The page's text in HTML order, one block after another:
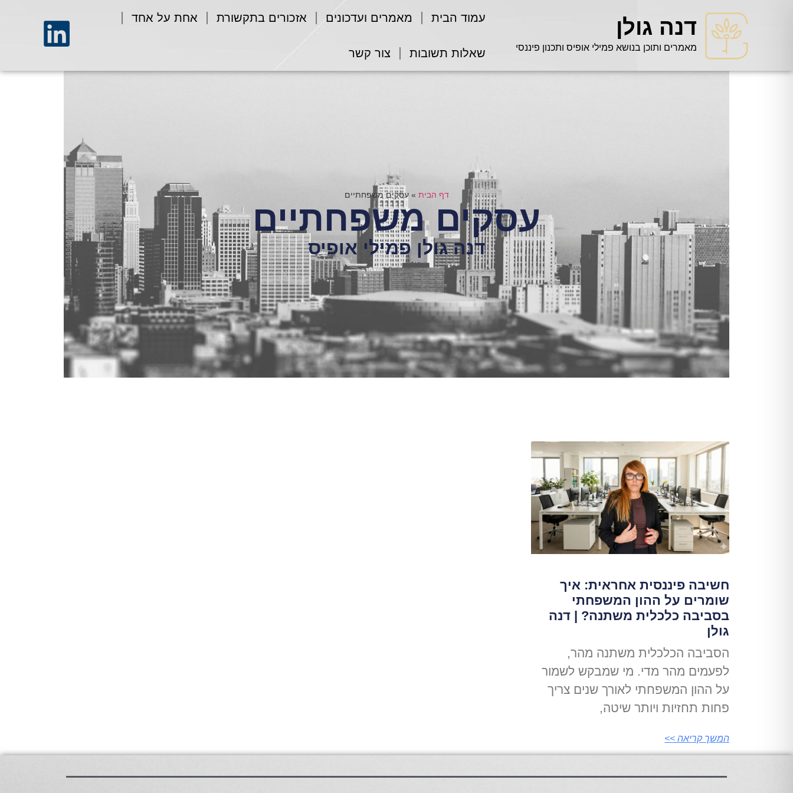
דנה גולן
מאמרים ותוכן בנושא פמילי אופיס ותכנון פיננסי
עמוד הבית מאמרים ועדכונים אזכורים בתקשורת אחת על אחד
שאלות תשובות צור קשר
דף הבית »עסקים משפחתיים
עסקים משפחתיים
דנה גולן פמילי אופיס
חשיבה פיננסית אחראית: איך
שומרים על ההון המשפחתי
בסביבה כלכלית משתנה? | דנה
גולן
הסביבה הכלכלית משתנה מהר,
לפעמים מהר מדי. מי שמבקש לשמור
על ההון המשפחתי לאורך שנים צריך
פחות תחזיות ויותר שיטה,
המשך קריאה >>